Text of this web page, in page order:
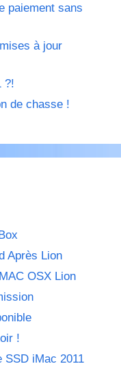
paiement sans
à jour
?!
de chasse !
Après Lion
OSX Lion
!
SSD iMac 2011